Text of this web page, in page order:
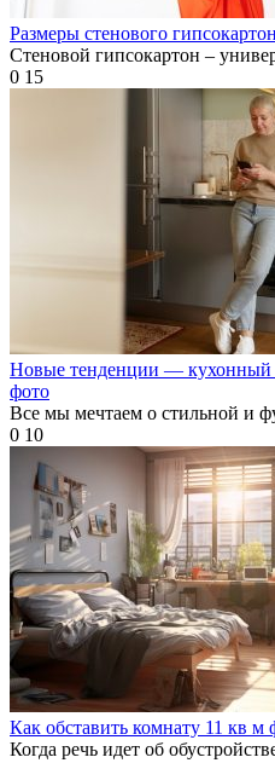
Размеры стенового
Стеновой гипсокартон –
0 15
Новые тенденции — кухонный
фото
Все мы мечтаем о стильной и
0 10
Как обставить комнату 11 кв м
Когда речь идет об